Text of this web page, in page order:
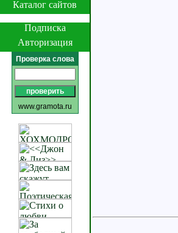
Каталог сайтов
Подписка
Авторизация
Проверка слова
www.gramota.ru